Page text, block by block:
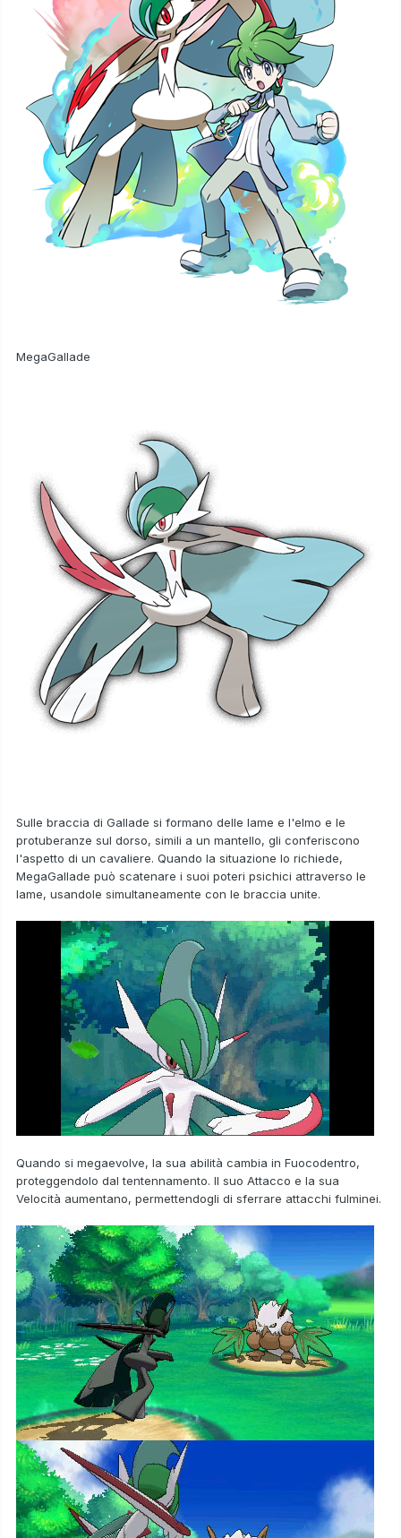
MegaGallade
Sulle braccia di Gallade si formano delle lame e l'elmo e le
protuberanze sul dorso, simili a un mantello, gli conferiscono
l'aspetto di un cavaliere. Quando la situazione lo richiede,
MegaGallade può scatenare i suoi poteri psichici attraverso le
lame, usandole simultaneamente con le braccia unite.
Quando si megaevolve, la sua abilità cambia in Fuocodentro,
proteggendolo dal tentennamento. Il suo Attacco e la sua
Velocità aumentano, permettendogli di sferrare attacchi fulminei.